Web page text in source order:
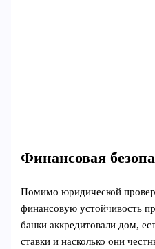
Финансовая
Помимо юридической
финансовую устойчивость
банки аккредитовали дом,
ставки и насколько они